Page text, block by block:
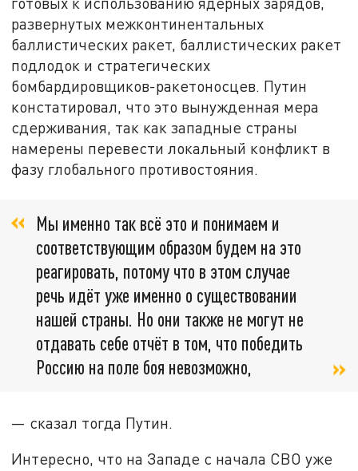
развернутых межконтинентальных
баллистических ракет, баллистических ракет
подлодок и стратегических
бомбардировщиков-ракетоносцев. Путин
констатировал, что это вынужденная мера
сдерживания, так как западные страны
намерены перевести локальный конфликт в
фазу глобального противостояния.
Мы именно так всё это и понимаем и
соответствующим образом будем на это
реагировать, потому что в этом случае
речь идёт уже именно о существовании
нашей страны. Но они также не могут не
отдавать себе отчёт в том, что победить
Россию на поле боя невозможно,
— сказал тогда Путин.
Интересно, что на Западе с начала СВО уже